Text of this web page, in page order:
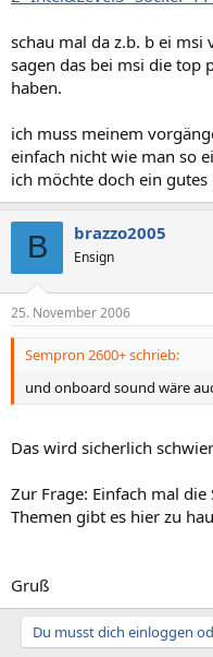
schau mal da z.b. b ei msi
sagen das bei msi die top
haben.
ich muss meinem
einfach nicht wie man so
ich möchte doch ein
B brazzo2005
Ensign
25. November 2006
Sempron 2600+ schrieb:
und onboard sound wäre
Das wird sicherlich
Zur Frage: Einfach mal
Themen gibt es hier zu
Gruß
Du musst dich einloggen